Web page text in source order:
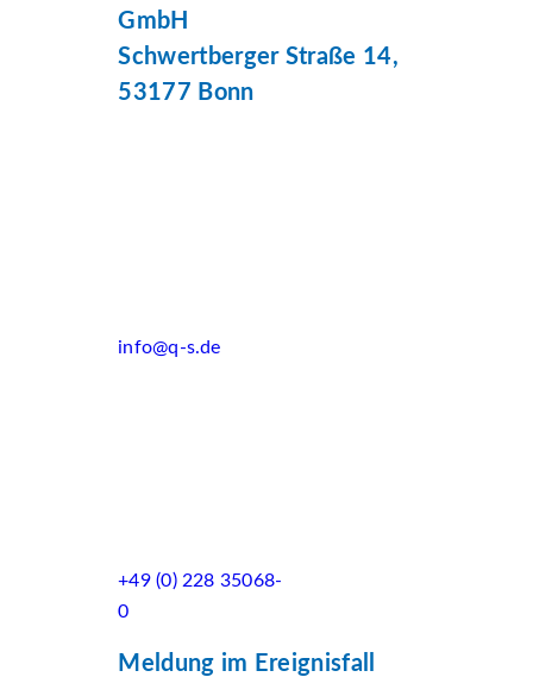
GmbH
Schwertberger Straße 14,
53177 Bonn
info@q-s.de
+49 (0) 228 35068-
0
Meldung im Ereignisfall